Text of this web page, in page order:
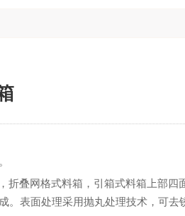
叠网格式料箱，引箱式料箱上部四
。表面处理采用抛丸处理技术，可去